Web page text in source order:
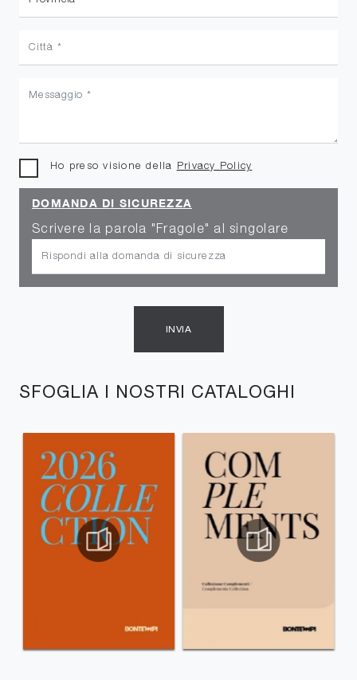
SFOGLIA I NOSTRI CATALOGHI
Ho preso visione della Privacy Policy
DOMANDA DI SICUREZZA
Scrivere la parola "Fragole" al singolare
INVIA